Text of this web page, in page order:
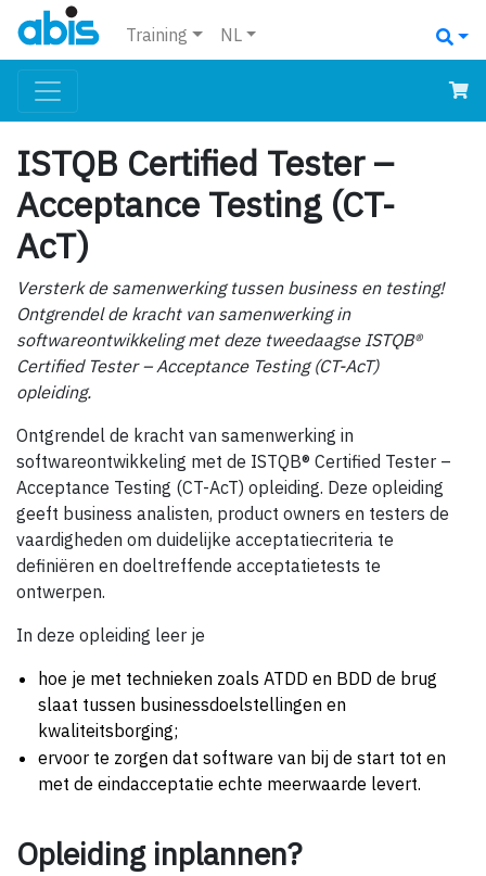
Training NL
ISTQB Certified Tester –
Acceptance Testing (CT-
AcT)
Versterk de samenwerking tussen business en testing!
Ontgrendel de kracht van samenwerking in
softwareontwikkeling met deze tweedaagse ISTQB®
Certified Tester – Acceptance Testing (CT-AcT)
opleiding.
Ontgrendel de kracht van samenwerking in
softwareontwikkeling met de ISTQB® Certified Tester –
Acceptance Testing (CT-AcT) opleiding. Deze opleiding
geeft business analisten, product owners en testers de
vaardigheden om duidelijke acceptatiecriteria te
definiëren en doeltreffende acceptatietests te
ontwerpen.
In deze opleiding leer je
hoe je met technieken zoals ATDD en BDD de brug
slaat tussen businessdoelstellingen en
kwaliteitsborging;
ervoor te zorgen dat software van bij de start tot en
met de eindacceptatie echte meerwaarde levert.
Opleiding inplannen?